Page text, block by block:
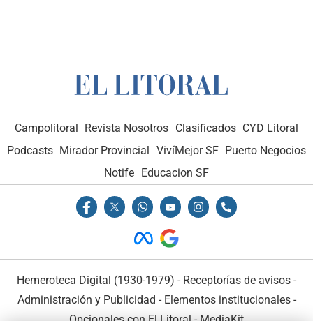
Campolitoral Revista Nosotros Clasificados CYD Litoral
Podcasts Mirador Provincial VivíMejor SF Puerto Negocios
Notife
Educacion SF
Hemeroteca Digital (1930-1979) - Receptorías de avisos -
Administración y Publicidad - Elementos institucionales-